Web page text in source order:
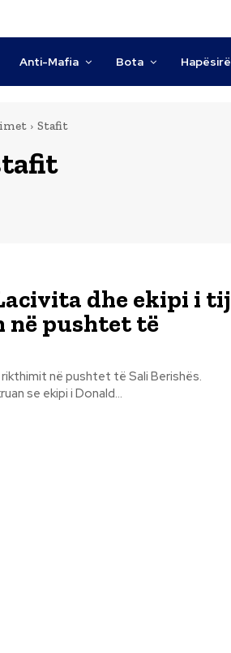
Anti-Mafia Bota Hapësirë
Stafit
dhe ekipi i tij
në pushtet të
në pushtet të Sali Berishës.
se ekipi i Donald...